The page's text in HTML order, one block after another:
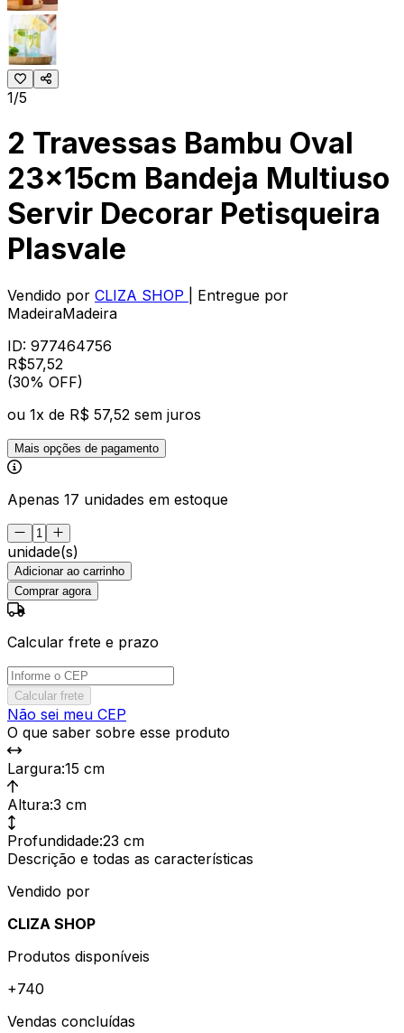
1/5
2 Travessas Bambu Oval
23x15cm Bandeja Multiuso
Servir Decorar Petisqueira
Plasvale
Vendido por CLIZA SHOP
| Entregue por
MadeiraMadeira
ID: 977464756
R$57,52
(30% OFF)
ou 1x de R$ 57,52 sem juros
Mais opções de pagamento
Apenas 17 unidades em estoque
unidade(s)
Adicionar ao carrinho
Comprar agora
Calcular frete e prazo
Calcular frete
Não sei meu CEP
O que saber sobre esse produto
Largura:15 cm
Altura:3 cm
Profundidade:23 cm
Descrição e todas as características
Vendido por
CLIZA SHOP
Produtos disponíveis
+740
Vendas concluídas